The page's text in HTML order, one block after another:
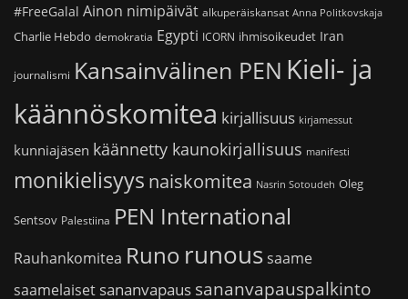
#FreeGalal Ainon nimipäivät alkuperäiskansat Anna Politkovskaja
Charlie Hebdo demokratia Egypti ICORN ihmisoikeudet Iran
journalismi Kansainvälinen PEN Kieli- ja
käännöskomitea kirjallisuus kirjamessut
kunniajäsen käännetty kaunokirjallisuus manifesti
monikielisyys naiskomitea Nasrin Sotoudeh Oleg
Sentsov Palestiina PEN International
Rauhankomitea Runo runoussaame
saamelaiset sananvapaus sananvapauspalkinto